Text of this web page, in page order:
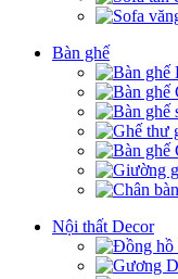
Bàn ghế
Nội thất Decor